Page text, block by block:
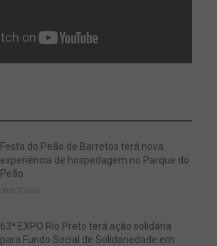
Festa do Peão de Barretos terá nova
experiência de hospedagem no Parque do
Peão
30/07/2026
63ª EXPO Rio Preto terá ação solidária
para Fundo Social de Solidariedade em